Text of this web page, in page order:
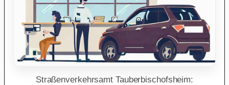
Straßenverkehrsamt Tauberbischofsheim: